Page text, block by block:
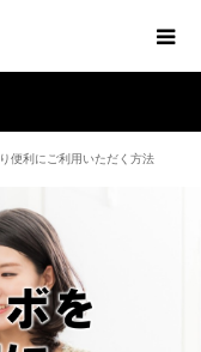
便利にご利用いただく方法